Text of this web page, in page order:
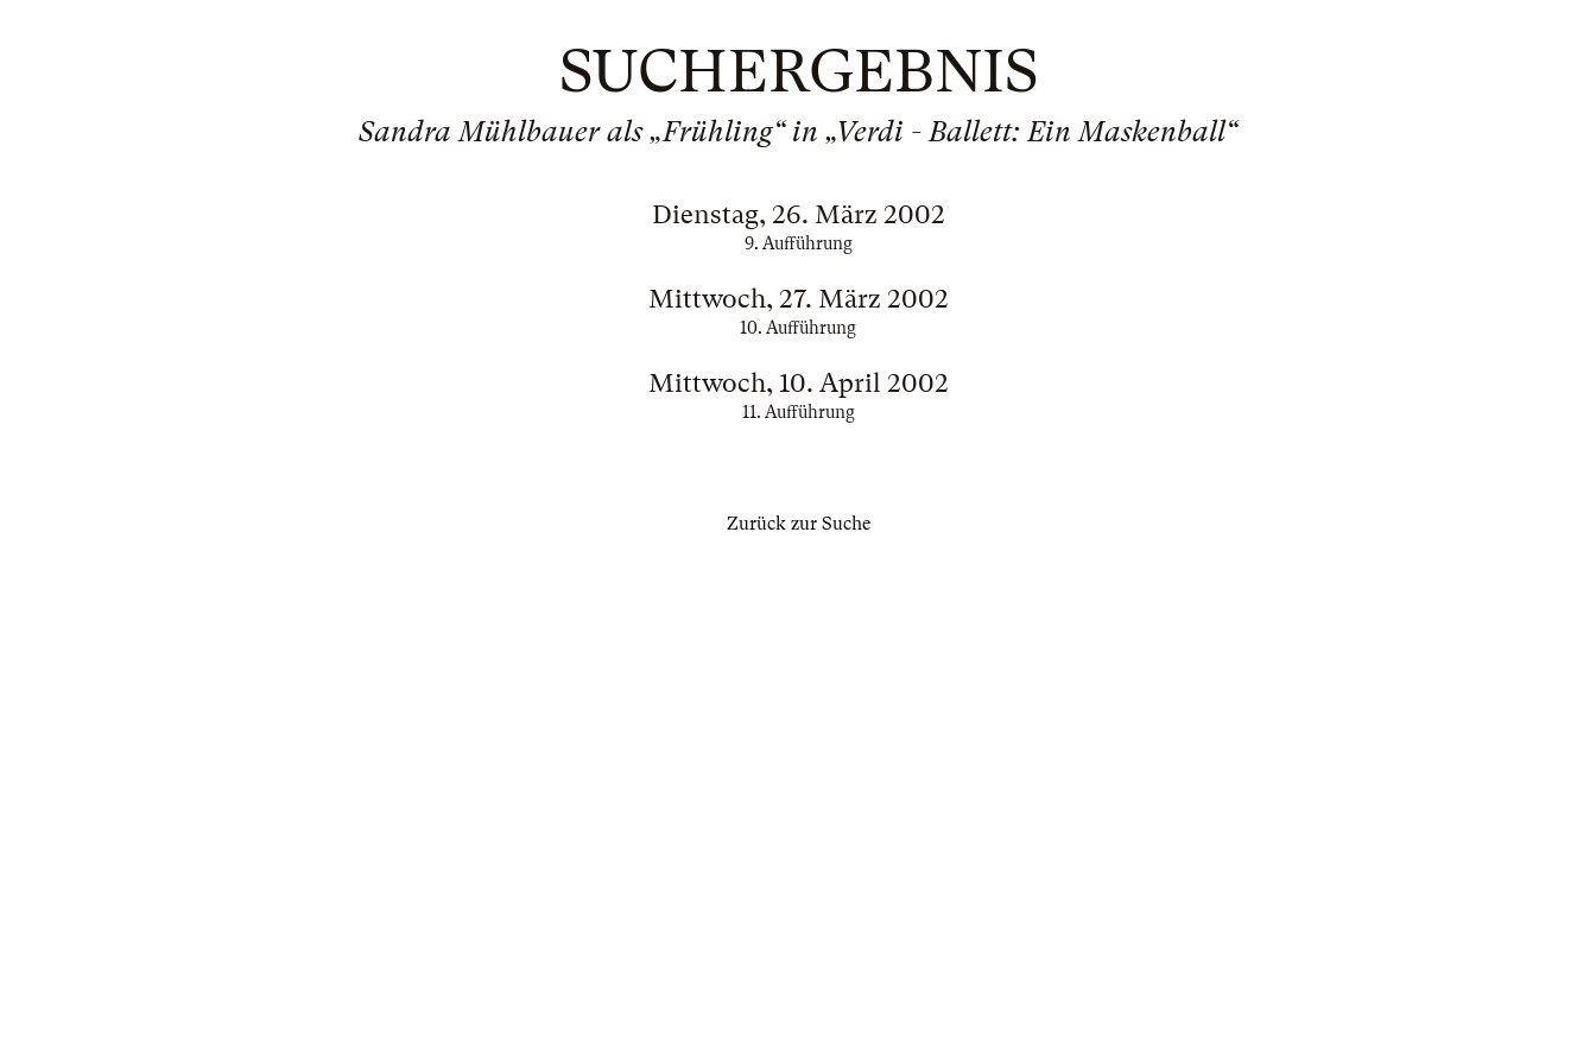
SUCHERGEBNIS
Sandra Mühlbauer als „Frühling“ in „Verdi - Ballett: Ein Maskenball“
Dienstag, 26. März 2002
9. Aufführung
Mittwoch, 27. März 2002
10. Aufführung
Mittwoch, 10. April 2002
11. Aufführung
Zurück zur Suche